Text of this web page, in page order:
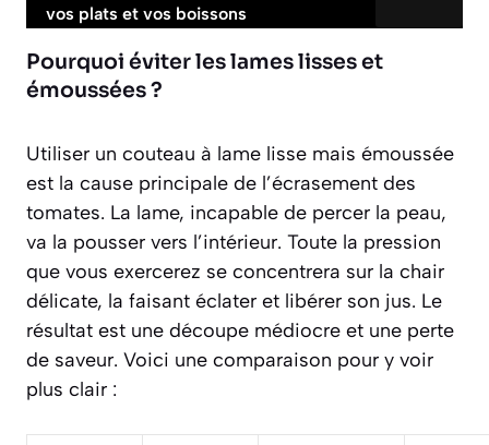
vos plats et vos boissons
Pourquoi éviter les lames lisses et
émoussées ?
Utiliser un couteau à lame lisse mais émoussée
est la cause principale de l’écrasement des
tomates. La lame, incapable de percer la peau,
va la pousser vers l’intérieur. Toute la pression
que vous exercerez se concentrera sur la chair
délicate, la faisant éclater et libérer son jus. Le
résultat est une découpe médiocre et une perte
de saveur. Voici une comparaison pour y voir
plus clair :